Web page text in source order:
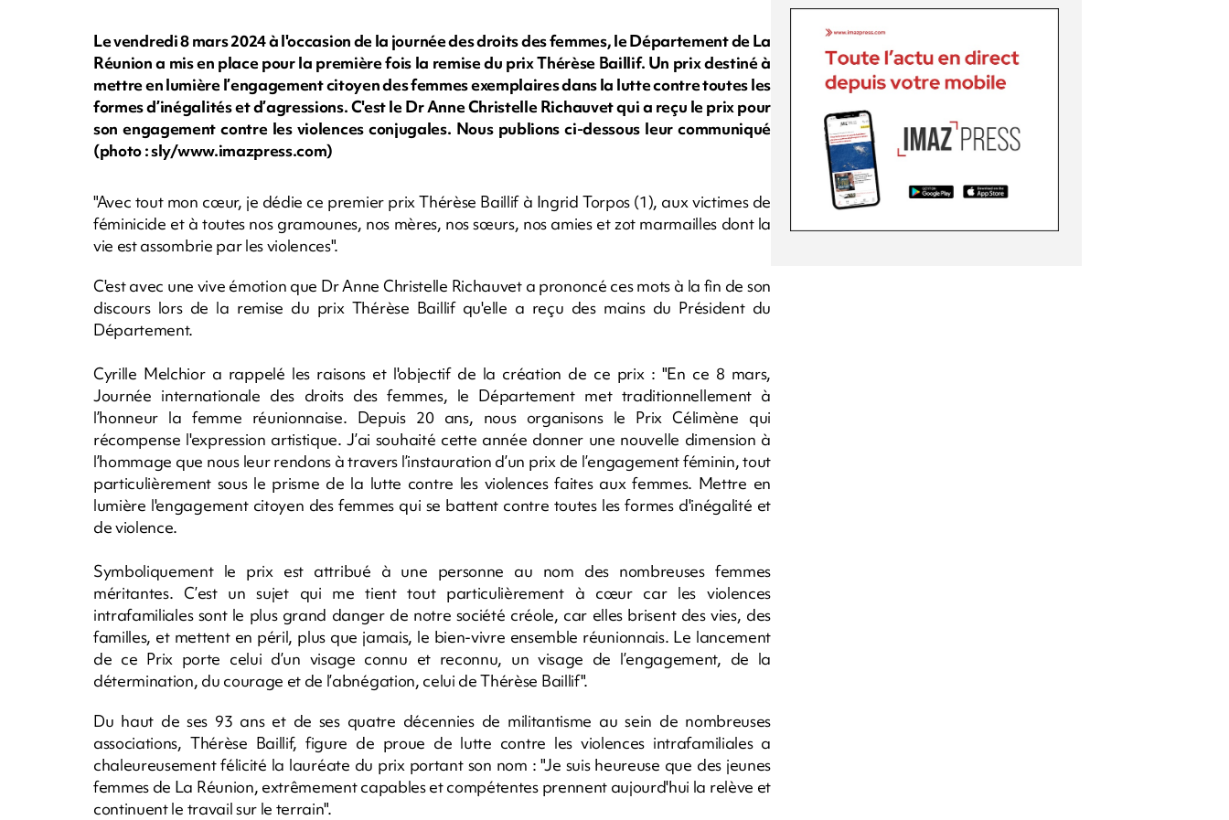
Le vendredi 8 mars 2024 à l'occasion de la journée des droits des femmes, le Département de La
Réunion a mis en place pour la première fois la remise du prix Thérèse Baillif. Un prix destiné à
mettre en lumière l’engagement citoyen des femmes exemplaires dans la lutte contre toutes les
formes d’inégalités et d’agressions. C'est le Dr Anne Christelle Richauvet qui a reçu le prix pour
son engagement contre les violences conjugales. Nous publions ci-dessous leur communiqué
(photo : sly/www.imazpress.com)
"Avec tout mon cœur, je dédie ce premier prix Thérèse Baillif à Ingrid Torpos (1), aux victimes de
féminicide et à toutes nos gramounes, nos mères, nos sœurs, nos amies et zot marmailles dont la
vie est assombrie par les violences".
C'est avec une vive émotion que Dr Anne Christelle Richauvet a prononcé ces mots à la fin de son
discours lors de la remise du prix Thérèse Baillif qu'elle a reçu des mains du Président du
Département.
Cyrille Melchior a rappelé les raisons et l'objectif de la création de ce prix : "En ce 8 mars,
Journée internationale des droits des femmes, le Département met traditionnellement à
l’honneur la femme réunionnaise. Depuis 20 ans, nous organisons le Prix Célimène qui
récompense l'expression artistique. J’ai souhaité cette année donner une nouvelle dimension à
l’hommage que nous leur rendons à travers l’instauration d’un prix de l’engagement féminin, tout
particulièrement sous le prisme de la lutte contre les violences faites aux femmes. Mettre en
lumière l'engagement citoyen des femmes qui se battent contre toutes les formes d'inégalité et
de violence.
Symboliquement le prix est attribué à une personne au nom des nombreuses femmes
méritantes. C’est un sujet qui me tient tout particulièrement à cœur car les violences
intrafamiliales sont le plus grand danger de notre société créole, car elles brisent des vies, des
familles, et mettent en péril, plus que jamais, le bien-vivre ensemble réunionnais. Le lancement
de ce Prix porte celui d’un visage connu et reconnu, un visage de l’engagement, de la
détermination, du courage et de l’abnégation, celui de Thérèse Baillif".
Du haut de ses 93 ans et de ses quatre décennies de militantisme au sein de nombreuses
associations, Thérèse Baillif, figure de proue de lutte contre les violences intrafamiliales a
chaleureusement félicité la lauréate du prix portant son nom : "Je suis heureuse que des jeunes
femmes de La Réunion, extrêmement capables et compétentes prennent aujourd'hui la relève et
continuent le travail sur le terrain".